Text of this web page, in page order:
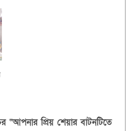
“আপনার প্রিয় শেয়ার বাটনটিতে